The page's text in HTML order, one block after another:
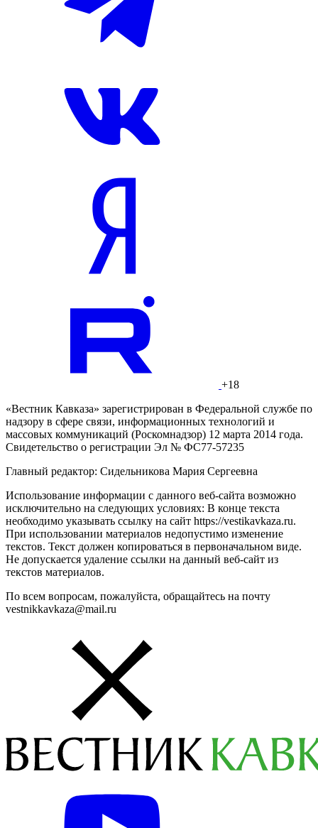
+18
«Вестник Кавказа» зарегистрирован в Федеральной службе по
надзору в сфере связи, информационных технологий и
массовых коммуникаций (Роскомнадзор) 12 марта 2014 года.
Свидетельство о регистрации Эл № ФС77-57235
Главный редактор: Сидельникова Мария Сергеевна
Использование информации с данного веб-сайта возможно
исключительно на следующих условиях: В конце текста
необходимо указывать ссылку на сайт https://vestikavkaza.ru.
При использовании материалов недопустимо изменение
текстов. Текст должен копироваться в первоначальном виде.
Не допускается удаление ссылки на данный веб-сайт из
текстов материалов.
По всем вопросам, пожалуйста, обращайтесь на почту
vestnikkavkaza@mail.ru